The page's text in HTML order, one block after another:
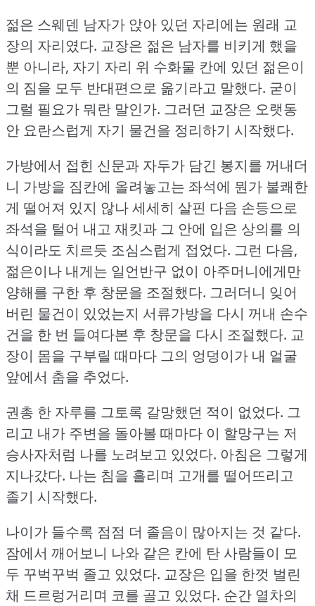
젊은 스웨덴 남자가 앉아 있던 자리에는 원래 교
장의 자리였다. 교장은 젊은 남자를 비키게 했을
뿐 아니라, 자기 자리 위 수화물 칸에 있던 젊은이
의 짐을 모두 반대편으로 옮기라고 말했다. 굳이
그럴 필요가 뭐란 말인가. 그러던 교장은 오랫동
안 요란스럽게 자기 물건을 정리하기 시작했다.
가방에서 접힌 신문과 자두가 담긴 봉지를 꺼내더
니 가방을 짐칸에 올려놓고는 좌석에 뭔가 불쾌한
게 떨어져 있지 않나 세세히 살핀 다음 손등으로
좌석을 털어 내고 재킷과 그 안에 입은 상의를 의
식이라도 치르듯 조심스럽게 접었다. 그런 다음,
젊은이나 내게는 일언반구 없이 아주머니에게만
양해를 구한 후 창문을 조절했다. 그러더니 잊어
버린 물건이 있었는지 서류가방을 다시 꺼내 손수
건을 한 번 들여다본 후 창문을 다시 조절했다. 교
장이 몸을 구부릴 때마다 그의 엉덩이가 내 얼굴
앞에서 춤을 추었다.
권총 한 자루를 그토록 갈망했던 적이 없었다. 그
리고 내가 주변을 돌아볼 때마다 이 할망구는 저
승사자처럼 나를 노려보고 있었다. 아침은 그렇게
지나갔다. 나는 침을 흘리며 고개를 떨어뜨리고
졸기 시작했다.
나이가 들수록 점점 더 졸음이 많아지는 것 같다.
잠에서 깨어보니 나와 같은 칸에 탄 사람들이 모
두 꾸벅꾸벅 졸고 있었다. 교장은 입을 한껏 벌린
채 드르렁거리며 코를 골고 있었다. 순간 열차의